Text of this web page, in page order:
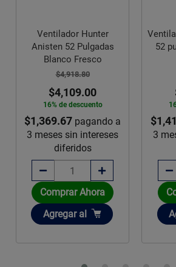
Ventilador Hunter
Anisten 52 Pulgadas
Blanco Fresco
$4,918.80
$4,109.00
16% de descuento
$1,369.67 pagando a
3 meses sin intereses
diferidos
Comprar Ahora
Añadir
Agregar al
52
3